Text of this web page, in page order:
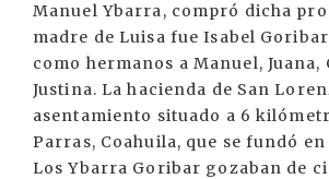
Manuel Ybarra, compró dicha
madre de Luisa fue Isabel
como hermanos a Manuel, Juana,
Justina. La hacienda de San
asentamiento situado a 6
Parras, Coahuila, que se fundó en
Los Ybarra Goribar gozaban de